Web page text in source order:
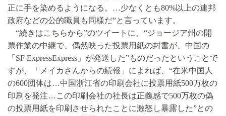
正に手を染めるようになる。…少なくとも80%以上の連邦
政府などの公的職員も同様だ”と言っています。
“続きはこちらから”のツイートに、“ジョージア州の開
票作業の中継で、偶然映った投票用紙の封書が、中国の
「SF ExpressExpress」が発送した”ものだったということで
すが、「メイカさんからの続報」によれば、“在米中国人
の600団体は…中国浙江省の印刷会社に投票用紙500万枚の
印刷を発注…この印刷会社の社長は正義感で500万枚の偽
の投票用紙を印刷させられたことに激怒し暴露した”との